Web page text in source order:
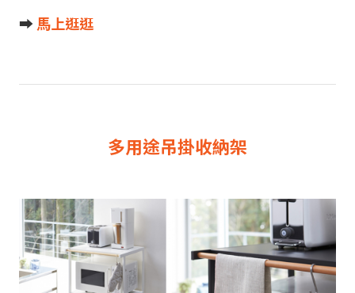
➡︎ 馬上逛逛
多用途吊掛收納架